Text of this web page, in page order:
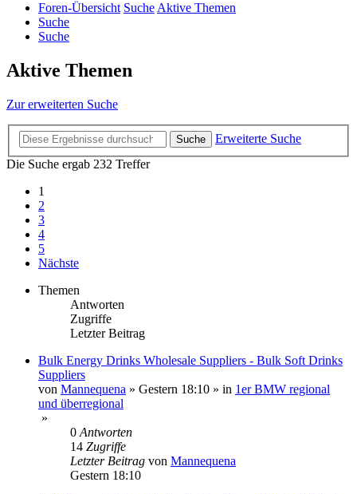
Foren-Übersicht SucheAktive Themen
Suche
Suche
Aktive Themen
Zur erweiterten Suche
Suche
Erweiterte Suche
Die Suche ergab 232 Treffer
1
2
3
4
5
Nächste
Themen
Antworten
Zugriffe
Letzter Beitrag
Bulk Energy Drinks Wholesale Suppliers - Bulk Soft Drinks
Suppliers
von Mannequena » Gestern 18:10 » in 1er BMW regional
und überregional
»
0 Antworten
14 Zugriffe
Letzter Beitrag von Mannequena
Gestern 18:10